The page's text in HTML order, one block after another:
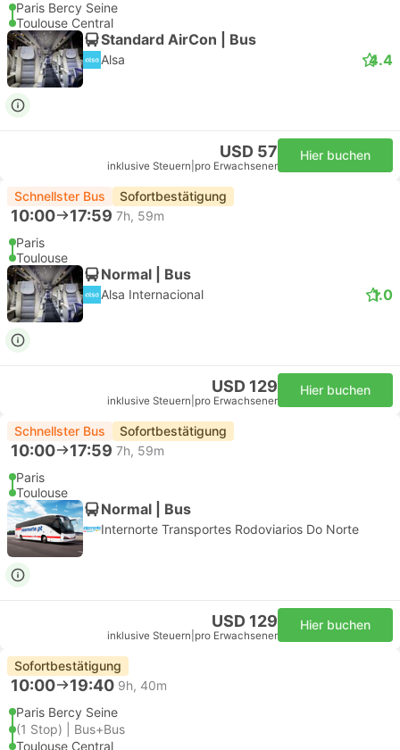
Paris Bercy Seine
Toulouse Central
Standard AirCon | Bus
Alsa 4.4
USD 57
inklusive Steuern pro Erwachsener
Hier buchen
Schnellster Bus Sofortbestätigung
10:00 17:59 7h, 59m
Paris
Toulouse
Normal | Bus
Alsa Internacional 1.0
USD 129
inklusive Steuern pro Erwachsener
Hier buchen
Schnellster Bus Sofortbestätigung
10:00 17:59 7h, 59m
Paris
Toulouse
Normal | Bus
Internorte Transportes Rodoviarios Do Norte
USD 129
inklusive Steuern pro Erwachsener
Hier buchen
Sofortbestätigung
10:00 19:40 9h, 40m
Paris Bercy Seine
(1 Stop) | Bus+Bus
Toulouse Central